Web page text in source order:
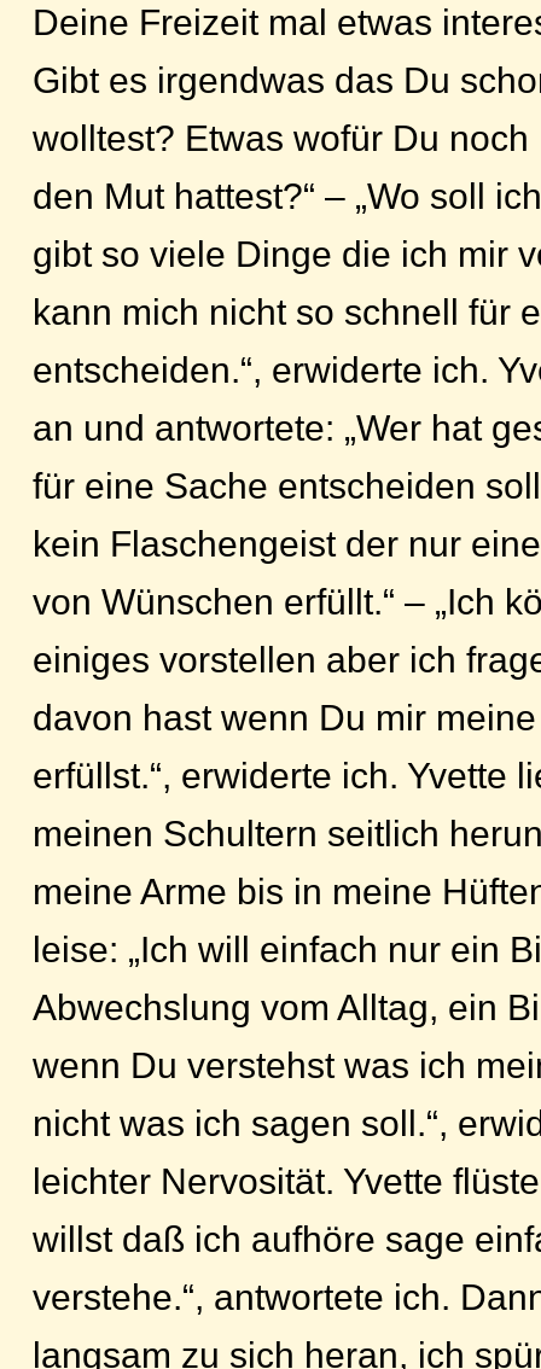
Deine Freizeit mal etwas
Gibt es irgendwas das Du
wolltest? Etwas wofür Du
den Mut hattest?“ – „Wo soll
gibt so viele Dinge die ich mir
kann mich nicht so schnell für
entscheiden.“, erwiderte ich.
an und antwortete: „Wer hat
für eine Sache entscheiden
kein Flaschengeist der nur
von Wünschen erfüllt.“ – „Ich
einiges vorstellen aber ich
davon hast wenn Du mir
erfüllst.“, erwiderte ich. Yvette
meinen Schultern seitlich
meine Arme bis in meine
leise: „Ich will einfach nur ein
Abwechslung vom Alltag, ein
wenn Du verstehst was ich
nicht was ich sagen soll.“,
leichter Nervosität. Yvette
willst daß ich aufhöre sage
verstehe.“, antwortete ich.
langsam zu sich heran, ich